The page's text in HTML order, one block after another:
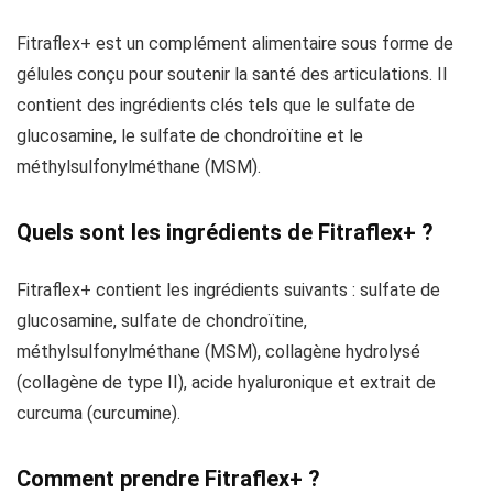
Fitraflex+ est un complément alimentaire sous forme de
gélules conçu pour soutenir la santé des articulations. Il
contient des ingrédients clés tels que le sulfate de
glucosamine, le sulfate de chondroïtine et le
méthylsulfonylméthane (MSM).
Quels sont les ingrédients de Fitraflex+ ?
Fitraflex+ contient les ingrédients suivants : sulfate de
glucosamine, sulfate de chondroïtine,
méthylsulfonylméthane (MSM), collagène hydrolysé
(collagène de type II), acide hyaluronique et extrait de
curcuma (curcumine).
Comment prendre Fitraflex+ ?